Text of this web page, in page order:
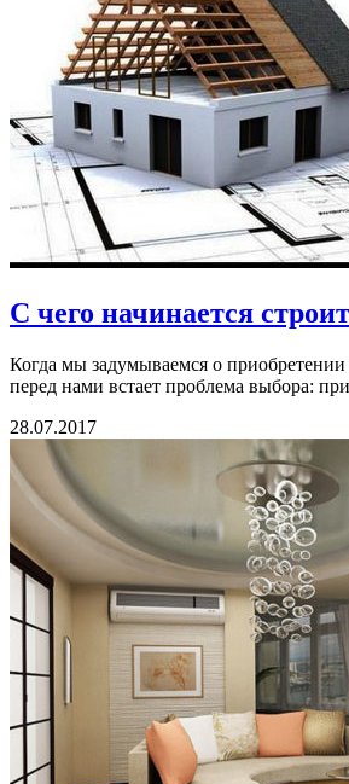
С чего начинается
Когда мы задумываемся о приобретении
перед нами встает проблема выбора:
28.07.2017